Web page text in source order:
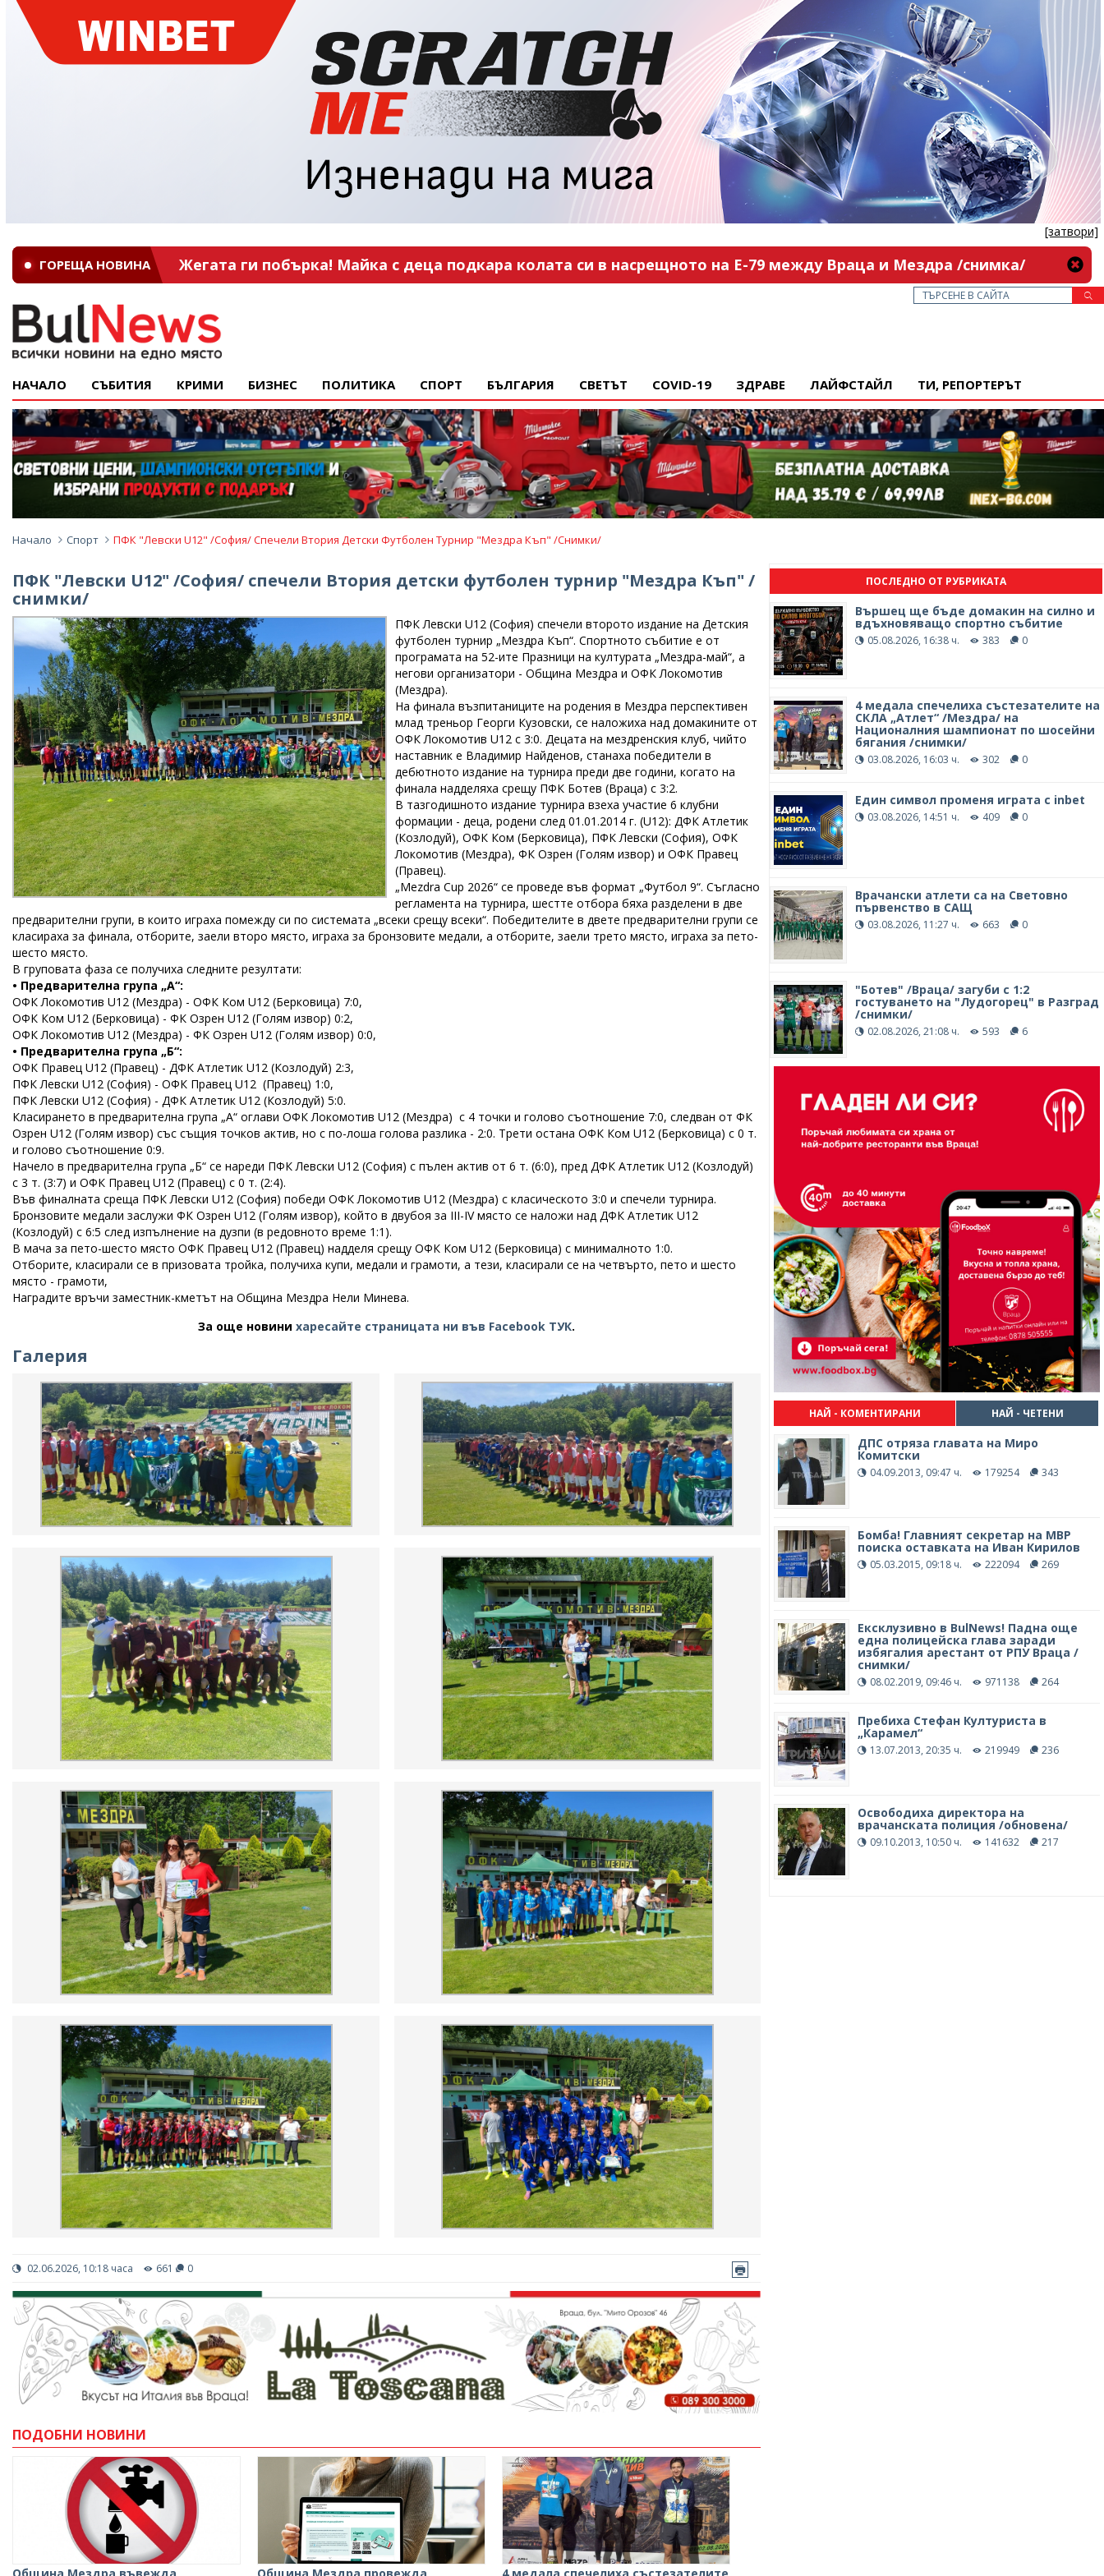
[затвори]
ГОРЕЩА НОВИНА Жегата ги побърка! Майка с деца подкара колата си в насрещното на Е-79 между Враца и Мездра /снимка/
НАЧАЛО СЪБИТИЯ КРИМИ БИЗНЕС ПОЛИТИКА СПОРТ БЪЛГАРИЯ СВЕТЪТ COVID-19 ЗДРАВЕ ЛАЙФСТАЙЛ ТИ, РЕПОРТЕРЪТ
Начало Спорт ПФК "Левски U12" /София/ Спечели Втория Детски Футболен Турнир "Мездра Къп" /снимки/
ПФК "Левски U12" /София/ спечели Втория детски футболен турнир "Мездра Къп" /
снимки/
ПФК Левски U12 (София) спечели второто издание на Детския
футболен турнир „Мездра Къп“. Спортното събитие е от
програмата на 52-ите Празници на културата „Мездра-май“, а
негови организатори - Община Мездра и ОФК Локомотив
(Мездра).
На финала възпитаниците на родения в Мездра перспективен
млад треньор Георги Кузовски, се наложиха над домакините от
ОФК Локомотив U12 с 3:0. Децата на мездренския клуб, чийто
наставник е Владимир Найденов, станаха победители в
дебютното издание на турнира преди две години, когато на
финала надделяха срещу ПФК Ботев (Враца) с 3:2.
В тазгодишното издание турнира взеха участие 6 клубни
формации - деца, родени след 01.01.2014 г. (U12): ДФК Атлетик
(Козлодуй), ОФК Ком (Берковица), ПФК Левски (София), ОФК
Локомотив (Мездра), ФК Озрен (Голям извор) и ОФК Правец
(Правец).
„Mezdra Cup 2026“ се проведе във формат „Футбол 9“. Съгласно
регламента на турнира, шестте отбора бяха разделени в две
предварителни групи, в които играха помежду си по системата „всеки срещу всеки“. Победителите в двете предварителни групи се
класираха за финала, отборите, заели второ място, играха за бронзовите медали, а отборите, заели трето място, играха за пето-
шесто място.
В груповата фаза се получиха следните резултати:
• Предварителна група „А“:
ОФК Локомотив U12 (Мездра) - ОФК Ком U12 (Берковица) 7:0,
ОФК Ком U12 (Берковица) - ФК Озрен U12 (Голям извор) 0:2,
ОФК Локомотив U12 (Мездра) - ФК Озрен U12 (Голям извор) 0:0,
• Предварителна група „Б“:
ОФК Правец U12 (Правец) - ДФК Атлетик U12 (Козлодуй) 2:3,
ПФК Левски U12 (София) - ОФК Правец U12 (Правец) 1:0,
ПФК Левски U12 (София) - ДФК Атлетик U12 (Козлодуй) 5:0.
Класирането в предварителна група „А“ оглави ОФК Локомотив U12 (Мездра) с 4 точки и голово съотношение 7:0, следван от ФК
Озрен U12 (Голям извор) със същия точков актив, но с по-лоша голова разлика - 2:0. Трети остана ОФК Ком U12 (Берковица) с 0 т.
и голово съотношение 0:9.
Начело в предварителна група „Б“ се нареди ПФК Левски U12 (София) с пълен актив от 6 т. (6:0), пред ДФК Атлетик U12 (Козлодуй)
с 3 т. (3:7) и ОФК Правец U12 (Правец) с 0 т. (2:4).
Във финалната среща ПФК Левски U12 (София) победи ОФК Локомотив U12 (Мездра) с класическото 3:0 и спечели турнира.
Бронзовите медали заслужи ФК Озрен U12 (Голям извор), който в двубоя за III-IV място се наложи над ДФК Атлетик U12
(Козлодуй) с 6:5 след изпълнение на дузпи (в редовното време 1:1).
В мача за пето-шесто място ОФК Правец U12 (Правец) надделя срещу ОФК Ком U12 (Берковица) с минималното 1:0.
Отборите, класирали се в призовата тройка, получиха купи, медали и грамоти, а тези, класирали се на четвърто, пето и шесто
място - грамоти,
Наградите връчи заместник-кметът на Община Мездра Нели Минева.
За още новинихаресайте страницата ни във Facebook ТУК.
Галерия
02.06.2026, 10:18 часа 661 0
ПОДОБНИ НОВИНИ
ПОСЛЕДНО ОТ РУБРИКАТА
Вършец ще бъде домакин на силно и
вдъхновяващо спортно събитие
05.08.2026, 16:38 ч. 383 0
4 медала спечелиха състезателите на
СКЛА „Атлет“ /Мездра/ на
Националния шампионат по шосейни
бягания /снимки/
03.08.2026, 16:03 ч. 302 0
Един символ променя играта с inbet
03.08.2026, 14:51 ч. 409 0
Врачански атлети са на Световно
първенство в САЩ
03.08.2026, 11:27 ч. 663 0
"Ботев" /Враца/ загуби с 1:2
гостуването на "Лудогорец" в Разград
/снимки/
02.08.2026, 21:08 ч. 593 6
НАЙ - КОМЕНТИРАНИ НАЙ - ЧЕТЕНИ
ДПС отряза главата на Миро
Комитски
04.09.2013, 09:47 ч. 179254 343
Бомба! Главният секретар на МВР
поиска оставката на Иван Кирилов
05.03.2015, 09:18 ч. 222094 269
Ексклузивно в BulNews! Падна още
една полицейска глава заради
избягалия арестант от РПУ Враца /
снимки/
08.02.2019, 09:46 ч. 971138 264
Пребиха Стефан Културиста в
„Карамел“
13.07.2013, 20:35 ч. 219949 236
Освободиха директора на
врачанската полиция /обновена/
09.10.2013, 10:50 ч. 141632 217